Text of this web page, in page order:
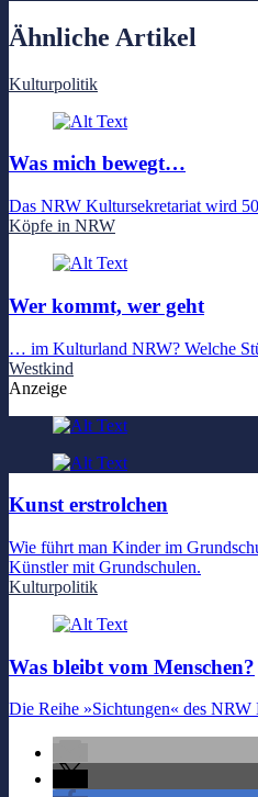
Ähnliche Artikel
Kulturpolitik
Was mich bewegt…
Das NRW Kultursekretariat wird
Köpfe in NRW
Wer kommt, wer geht
… im Kulturland NRW? Welche
Westkind
Anzeige
Kunst erstrolchen
Wie führt man Kinder im
Künstler mit Grundschulen.
Kulturpolitik
Was bleibt vom Menschen?
Die Reihe »Sichtungen« des NRW